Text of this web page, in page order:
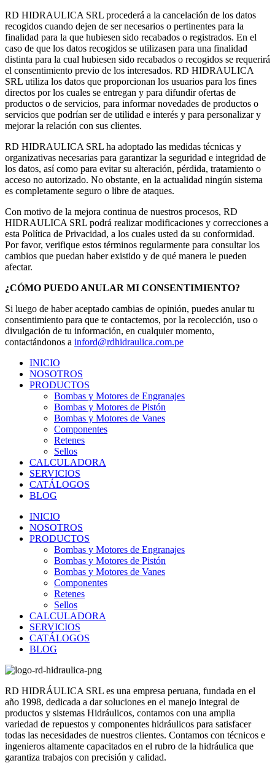
RD HIDRAULICA SRL procederá a la cancelación de los datos
recogidos cuando dejen de ser necesarios o pertinentes para la
finalidad para la que hubiesen sido recabados o registrados. En el
caso de que los datos recogidos se utilizasen para una finalidad
distinta para la cual hubiesen sido recabados o recogidos se requerirá
el consentimiento previo de los interesados. RD HIDRAULICA
SRL utiliza los datos que proporcionan los usuarios para los fines
directos por los cuales se entregan y para difundir ofertas de
productos o de servicios, para informar novedades de productos o
servicios que podrían ser de utilidad e interés y para personalizar y
mejorar la relación con sus clientes.
RD HIDRAULICA SRL ha adoptado las medidas técnicas y
organizativas necesarias para garantizar la seguridad e integridad de
los datos, así como para evitar su alteración, pérdida, tratamiento o
acceso no autorizado. No obstante, en la actualidad ningún sistema
es completamente seguro o libre de ataques.
Con motivo de la mejora continua de nuestros procesos, RD
HIDRAULICA SRL podrá realizar modificaciones y correcciones a
esta Política de Privacidad, a los cuales usted da su conformidad.
Por favor, verifique estos términos regularmente para consultar los
cambios que puedan haber existido y de qué manera le pueden
afectar.
¿CÓMO PUEDO ANULAR MI CONSENTIMIENTO?
Si luego de haber aceptado cambias de opinión, puedes anular tu
consentimiento para que te contactemos, por la recolección, uso o
divulgación de tu información, en cualquier momento,
contactándonos a inford@rdhidraulica.com.pe
INICIO
NOSOTROS
PRODUCTOS
Bombas y Motores de Engranajes
Bombas y Motores de Pistón
Bombas y Motores de Vanes
Componentes
Retenes
Sellos
CALCULADORA
SERVICIOS
CATÁLOGOS
BLOG
INICIO
NOSOTROS
PRODUCTOS
Bombas y Motores de Engranajes
Bombas y Motores de Pistón
Bombas y Motores de Vanes
Componentes
Retenes
Sellos
CALCULADORA
SERVICIOS
CATÁLOGOS
BLOG
RD HIDRÁULICA SRL es una empresa peruana, fundada en el
año 1998, dedicada a dar soluciones en el manejo integral de
productos y sistemas Hidráulicos, contamos con una amplia
variedad de repuestos y componentes hidráulicos para satisfacer
todas las necesidades de nuestros clientes. Contamos con técnicos e
ingenieros altamente capacitados en el rubro de la hidráulica que
garantiza trabajos con precisión y calidad.